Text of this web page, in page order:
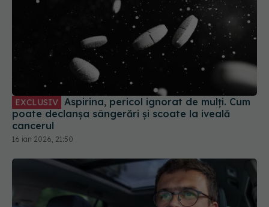
EXCLUSIV
poate declanșa sângerări și scoate la iveală
cancerul
16 ian 2026, 21:50